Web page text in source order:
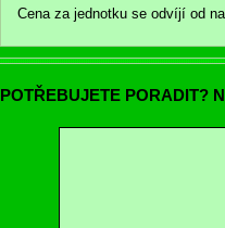
Cena za jednotku se odvíjí od
POTŘEBUJETE PORADIT?